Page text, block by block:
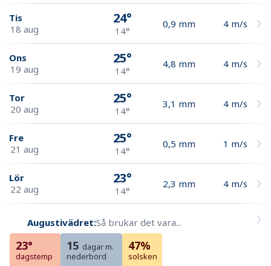
Tis
18 aug
24°
14°
0,9 mm 4 m/s
Ons
19 aug
25°
14°
4,8 mm 4 m/s
Tor
20 aug
25°
14°
3,1 mm 4 m/s
Fre
21 aug
25°
14°
0,5 mm 1 m/s
Lör
22 aug
23°
14°
2,3 mm 4 m/s
Augustivädret:Så brukar det vara...
23°
dagstemp
15 dagar m.
nederbörd
47%
solsken